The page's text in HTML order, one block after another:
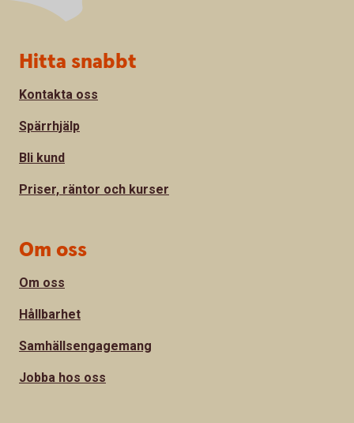
Sidfot
Hitta snabbt
Kontakta oss
Spärrhjälp
Bli kund
Priser, räntor och kurser
Om oss
Om oss
Hållbarhet
Samhällsengagemang
Jobba hos oss